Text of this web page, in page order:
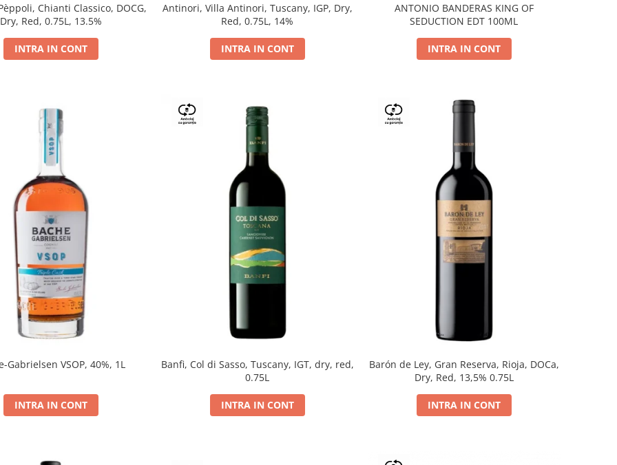
Chianti Classico, DOCG,
Dry, Red, 0.75L, 13.5%
INTRA IN CONT
Antinori, Villa Antinori, Tuscany, IGP, Dry,
Red, 0.75L, 14%
INTRA IN CONT
ANTONIO BANDERAS KING OF
SEDUCTION EDT 100ML
INTRA IN CONT
Gabrielsen VSOP, 40%, 1L
INTRA IN CONT
Banfi, Col di Sasso, Tuscany, IGT, dry, red,
0.75L
INTRA IN CONT
Barón de Ley, Gran Reserva, Rioja, DOCa,
Dry, Red, 13,5% 0.75L
INTRA IN CONT